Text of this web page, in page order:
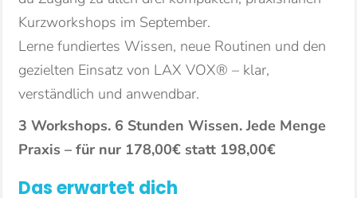
Kurzworkshops im September.
Lerne fundiertes Wissen, neue Routinen und den
gezielten Einsatz von LAX VOX® – klar,
verständlich und anwendbar.
3 Workshops. 6 Stunden Wissen. Jede Menge
Praxis – für nur 178,00€ statt 198,00€
Das erwartet dich